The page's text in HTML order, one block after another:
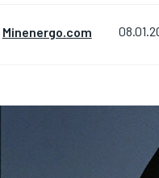
Minenergo.com